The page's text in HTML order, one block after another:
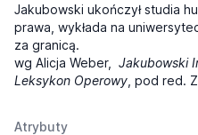
Jakubowski ukończył studia
prawa, wykłada na
za granicą.
wg Alicja Weber,
Jakubowski
Leksykon Operowy , pod red.
Atrybuty